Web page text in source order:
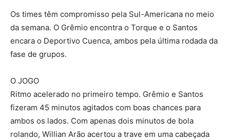
Os times têm compromisso pela Sul-Americana no meio
da semana. O Grêmio encontra o Torque e o Santos
encara o Deportivo Cuenca, ambos pela última rodada da
fase de grupos.
O JOGO
Ritmo acelerado no primeiro tempo. Grêmio e Santos
fizeram 45 minutos agitados com boas chances para
ambos os lados. Com apenas dois minutos de bola
rolando, Willian Arão acertou a trave em uma cabeçada